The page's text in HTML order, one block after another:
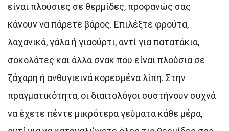
είναι πλούσιες σε θερμίδες, προφανώς σας
κάνουν να πάρετε βάρος. Επιλέξτε φρούτα,
λαχανικά, γάλα ή γιαούρτι, αντί για πατατάκια,
σοκολάτες και άλλα σνακ που είναι πλούσια σε
ζάχαρη ή ανθυγιεινά κορεσμένα λίπη. Στην
πραγματικότητα, οι διαιτολόγοι συστήνουν συχνά
να έχετε πέντε μικρότερα γεύματα κάθε μέρα,